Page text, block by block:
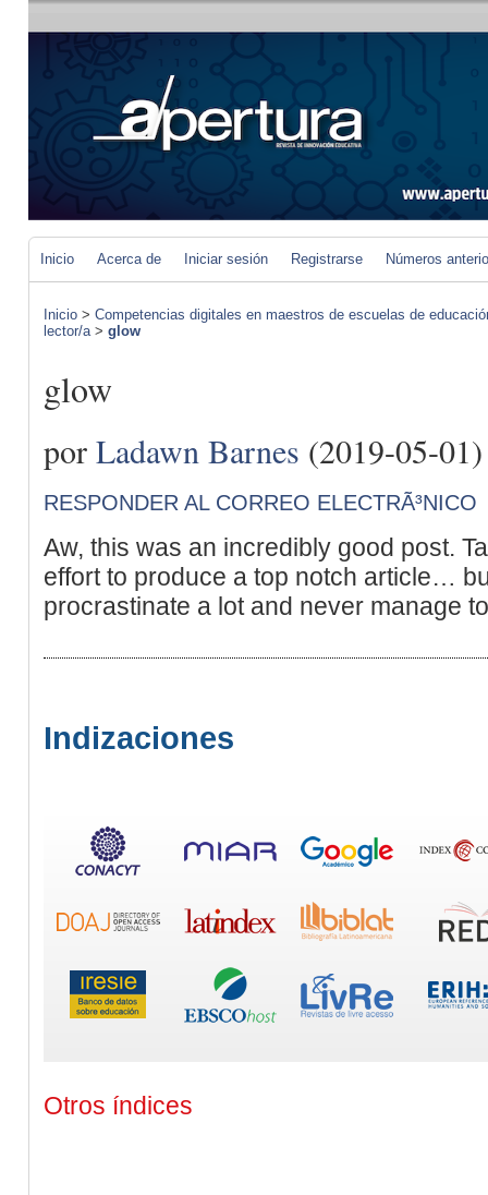
Inicio Acerca de Iniciar sesión Registrarse Números
Inicio > Competencias digitales en maestros de escuelas de
lector/a> glow
glow
por Ladawn Barnes (2019-05-01)
RESPONDER AL CORREO ELECTRÃ³NICO
Aw, this was an incredibly good post.
effort to produce a top notch article…
procrastinate a lot and never manage
Indizaciones
Otros índices